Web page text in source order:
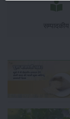
सम्पादकीय